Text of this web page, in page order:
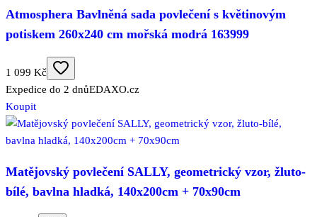
Atmosphera Bavlněná sada povlečení s květinovým
potiskem 260x240 cm mořská modrá 163999
1 099 Kč
Expedice do 2 dnůEDAXO.cz
Koupit
Matějovský povlečení SALLY, geometrický vzor, žluto-
bílé, bavlna hladká, 140x200cm + 70x90cm